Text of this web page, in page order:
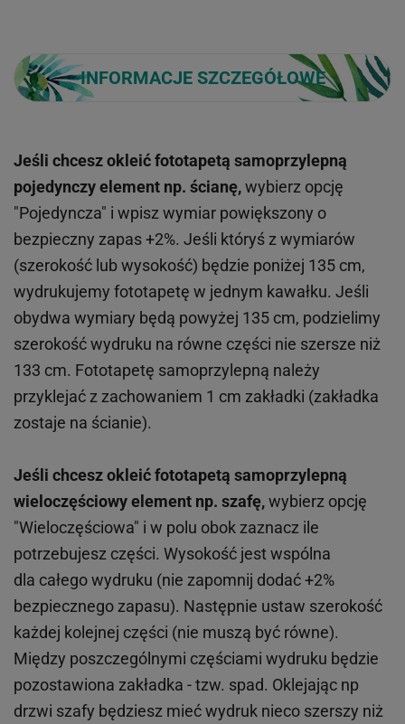
INFORMACJE SZCZEGÓŁOWE
Jeśli chcesz okleić fototapetą samoprzylepną
pojedynczy element np. ścianę,wybierz opcję
"Pojedyncza" i wpisz wymiar powiększony o
bezpieczny zapas +2%. Jeśli któryś z wymiarów
(szerokość lub wysokość) będzie poniżej 135 cm,
wydrukujemy fototapetę w jednym kawałku. Jeśli
obydwa wymiary będą powyżej 135 cm, podzielimy
szerokość wydruku na równe części nie szersze niż
133 cm. Fototapetę samoprzylepną należy
przyklejać z zachowaniem 1 cm zakładki (zakładka
zostaje na ścianie).
Jeśli chcesz okleić fototapetą samoprzylepną
wieloczęściowy element np. szafę,wybierz opcję
"Wieloczęściowa" i w polu obok zaznacz ile
potrzebujesz części. Wysokość jest wspólna
dla całego wydruku (nie zapomnij dodać +2%
bezpiecznego zapasu). Następnie ustaw szerokość
każdej kolejnej części (nie muszą być równe).
Między poszczególnymi częściami wydruku będzie
pozostawiona zakładka - tzw. spad. Oklejając np
drzwi szafy będziesz mieć wydruk nieco szerszy niż